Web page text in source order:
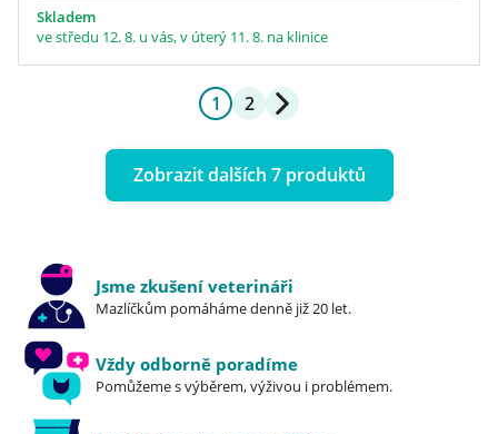
Skladem
ve středu 12. 8. u vás, v úterý 11. 8. na klinice
1 2
Zobrazit dalších 7 produktů
Jsme zkušení veterináři
Mazlíčkům pomáháme denně již 20 let.
Vždy odborně poradíme
Pomůžeme s výběrem, výživou i problémem.